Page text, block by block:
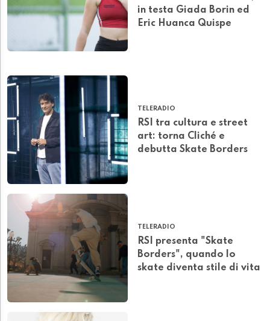
in testa Giada Borin ed
Eric Huanca Quispe
TELERADIO
RSI tra cultura e street
art: torna Cliché e
debutta Skate Borders
TELERADIO
RSI presenta "Skate
Borders", quando lo
skate diventa stile di vita